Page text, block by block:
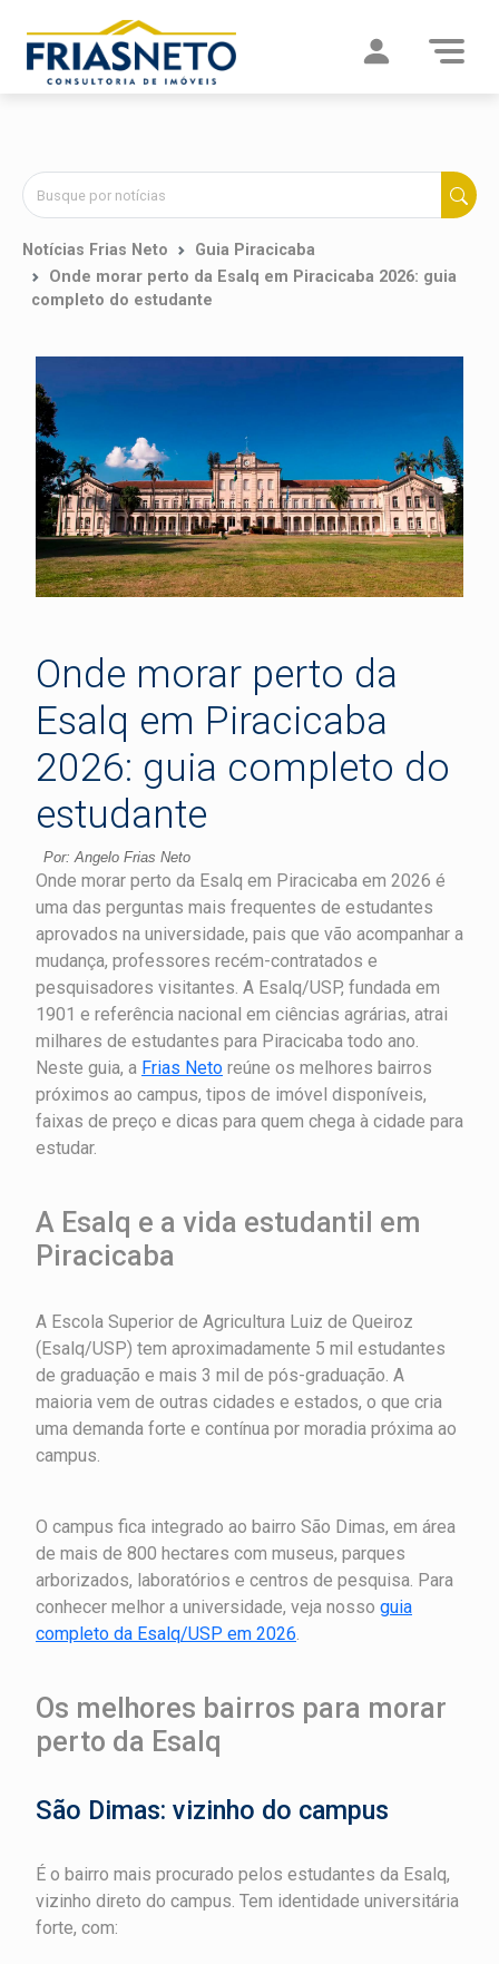
Notícias Frias Neto
Guia Piracicaba
Onde morar perto da Esalq em Piracicaba 2026: guia
completo do estudante
Onde morar perto da
Esalq em Piracicaba
2026: guia completo do
estudante
Por: Angelo Frias Neto
Onde morar perto da Esalq em Piracicaba em 2026 é
uma das perguntas mais frequentes de estudantes
aprovados na universidade, pais que vão acompanhar a
mudança, professores recém-contratados e
pesquisadores visitantes. A Esalq/USP, fundada em
1901 e referência nacional em ciências agrárias, atrai
milhares de estudantes para Piracicaba todo ano.
Neste guia, a Frias Neto reúne os melhores bairros
próximos ao campus, tipos de imóvel disponíveis,
faixas de preço e dicas para quem chega à cidade para
estudar.
A Esalq e a vida estudantil em
Piracicaba
A Escola Superior de Agricultura Luiz de Queiroz
(Esalq/USP) tem aproximadamente 5 mil estudantes
de graduação e mais 3 mil de pós-graduação. A
maioria vem de outras cidades e estados, o que cria
uma demanda forte e contínua por moradia próxima ao
campus.
O campus fica integrado ao bairro São Dimas, em área
de mais de 800 hectares com museus, parques
arborizados, laboratórios e centros de pesquisa. Para
conhecer melhor a universidade, veja nosso guia
completo da Esalq/USP em 2026.
Os melhores bairros para morar
perto da Esalq
São Dimas: vizinho do campus
É o bairro mais procurado pelos estudantes da Esalq,
vizinho direto do campus. Tem identidade universitária
forte, com: